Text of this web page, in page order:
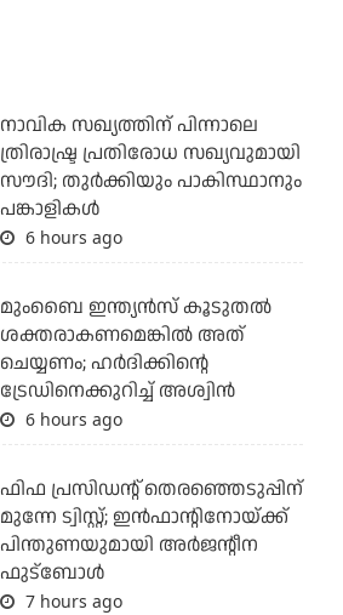
നാവിക സഖ്യത്തിന് പിന്നാലെ
ത്രിരാഷ്ട്ര പ്രതിരോധ സഖ്യവുമായി
സൗദി; തുര്‍ക്കിയും പാകിസ്ഥാനും
പങ്കാളികള്‍
6 hours ago
മുംബൈ ഇന്ത്യന്‍സ് കൂടുതല്‍
ശക്തരാകണമെങ്കില്‍ അത്
ചെയ്യണം; ഹര്‍ദിക്കിന്റെ
ട്രേഡിനെക്കുറിച്ച് അശ്വിന്‍
6 hours ago
ഫിഫ പ്രസിഡന്റ് തെരഞ്ഞെടുപ്പിന്
മുന്നേ ട്വിസ്റ്റ്; ഇന്‍ഫാന്റിനോയ്ക്ക്
പിന്തുണയുമായി അര്‍ജന്റീന
ഫുട്‌ബോള്‍
7 hours ago